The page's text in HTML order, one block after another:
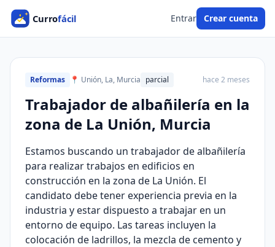
Entrar Crear cuenta
Reformas 📍 Unión, La, Murcia parcial hace 2 meses
Trabajador de albañilería en la
zona de La Unión, Murcia
Estamos buscando un trabajador de albañilería
para realizar trabajos en edificios en
construcción en la zona de La Unión. El
candidato debe tener experiencia previa en la
industria y estar dispuesto a trabajar en un
entorno de equipo. Las tareas incluyen la
colocación de ladrillos, la mezcla de cemento y